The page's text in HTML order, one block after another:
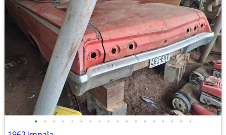
• • • • • • • • • • • • • • • • • •